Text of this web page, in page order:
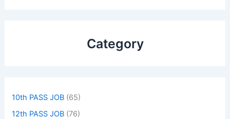
Category
10th PASS JOB (65)
12th PASS JOB (76)